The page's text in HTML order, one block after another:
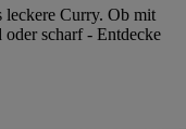
leckere Curry. Ob mit
scharf - Entdecke